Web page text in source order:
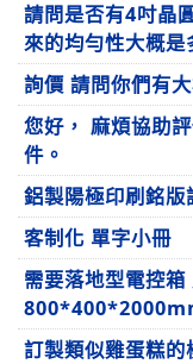
請問是否有4吋晶
來的均勻性大概是
詢價 請問你們有
您好， 麻煩協助
件。
鋁製陽極印刷銘版
客制化 單字小冊
需要落地型電控箱
訂製類似雞蛋糕